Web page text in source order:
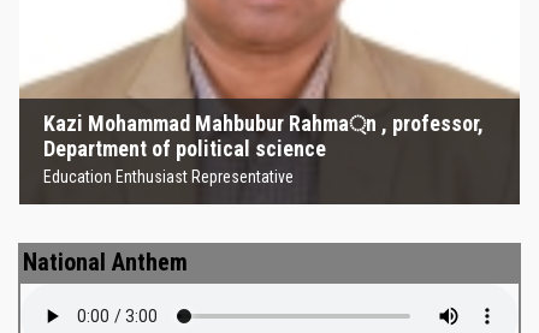
Kazi Mohammad Mahbubur Rahma্‌n , professor,
Department of political science
Education Enthusiast Representative
Education Enthusiast Representative
National Anthem